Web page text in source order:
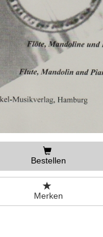
Bestellen
Merken